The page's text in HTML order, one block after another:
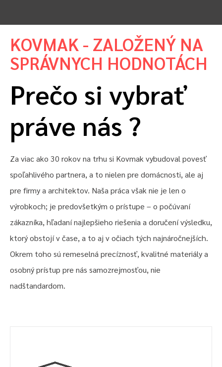
KOVMAK - ZALOŽENÝ NA
SPRÁVNYCH HODNOTÁCH
Prečo si vybrať
práve nás ?
Za viac ako 30 rokov na trhu si Kovmak vybudoval povesť
spoľahlivého partnera, a to nielen pre domácnosti, ale aj
pre firmy a architektov. Naša práca však nie je len o
výrobkoch; je predovšetkým o prístupe – o počúvaní
zákazníka, hľadaní najlepšieho riešenia a doručení výsledku,
ktorý obstojí v čase, a to aj v očiach tých najnáročnejších.
Okrem toho sú remeselná precíznosť, kvalitné materiály a
osobný prístup pre nás samozrejmosťou, nie
nadštandardom.